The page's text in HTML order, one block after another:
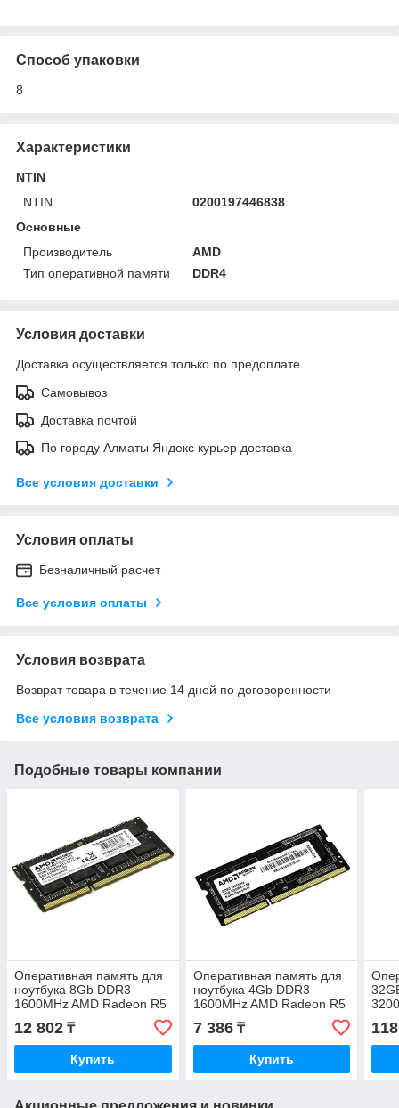
Способ упаковки
8
Характеристики
NTIN
NTIN
0200197446838
Основные
Производитель
AMD
Тип оперативной памяти
DDR4
Условия доставки
Доставка осуществляется только по предоплате.
Самовывоз
Доставка почтой
По городу Алматы Яндекс курьер доставка
Все условия доставки
Условия оплаты
Безналичный расчет
Все условия оплаты
Условия возврата
Возврат товара в течение 14 дней по договоренности
Все условия возврата
Подобные товары компании
Оперативная память для
ноутбука 8Gb DDR3
1600MHz AMD Radeon R5
Entertainment Series
R538G1601S2S-U
12 802 ₸
Купить
Оперативная память для
ноутбука 4Gb DDR3
1600MHz AMD Radeon R5
Entertainment Series
R534G1601S1S-U
7 386₸
Купить